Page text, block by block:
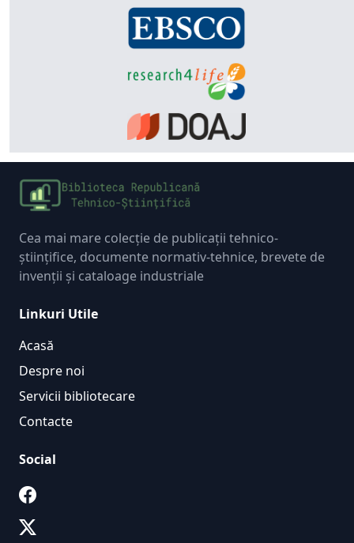
Cea mai mare colecție de publicații tehnico-
științifice, documente normativ-tehnice, brevete de
invenții și cataloage industriale
Linkuri Utile
Acasă
Despre noi
Servicii bibliotecare
Contacte
Social